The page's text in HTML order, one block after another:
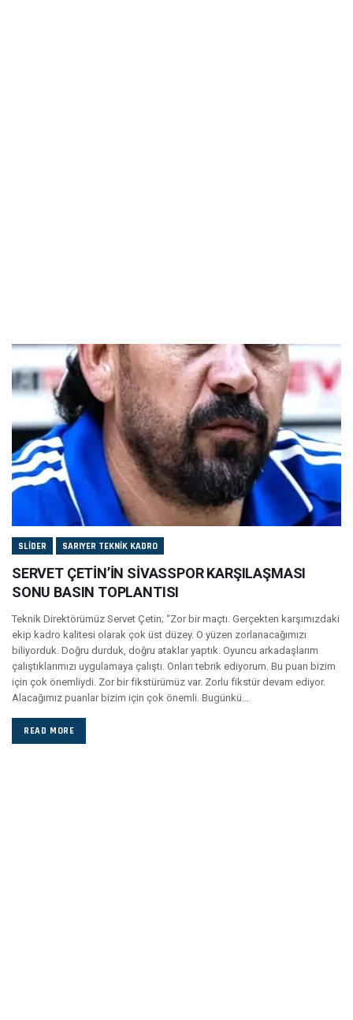
SLIDER SARIYER TEKNIK KADRO
SERVET ÇETİN’İN SİVASSPOR KARŞILAŞMASI
SONU BASIN TOPLANTISI
Teknik Direktörümüz Servet Çetin; “Zor bir maçtı. Gerçekten karşımızdaki
ekip kadro kalitesi olarak çok üst düzey. O yüzen zorlanacağımızı
biliyorduk. Doğru durduk, doğru ataklar yaptık. Oyuncu arkadaşlarım
çalıştıklarımızı uygulamaya çalıştı. Onları tebrik ediyorum. Bu puan bizim
için çok önemliydi. Zor bir fikstürümüz var. Zorlu fikstür devam ediyor.
Alacağımız puanlar bizim için çok önemli. Bugünkü...
READ MORE